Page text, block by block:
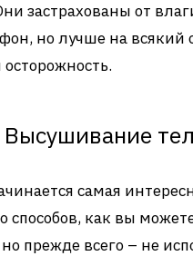
застрахованы от
но лучше на всякий
самая
способов, как вы
прежде всего – не